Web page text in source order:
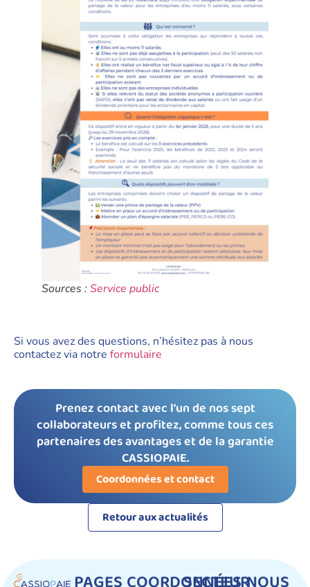
Sources : Service public
Si vous avez des questions, n’hésitez pas à nous
contactez via notre formulaire
Prenez contact avec l’un de nos sept
collaborateurs et profitez, comme tous ces
partenaires des avantages et de la garantie
CASSIOPAIE.
Coordonnées et contact
Retour aux actualités